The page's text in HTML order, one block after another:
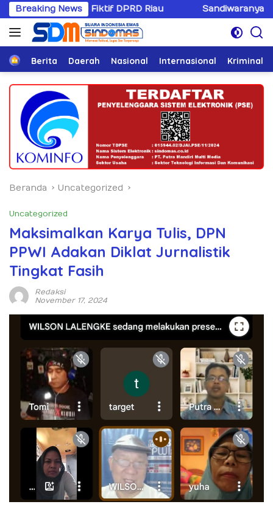
Langsung
ke
konten
Breaking News
DPRD Riau Sandiwaranya Rekonsiliasi Hotman
HomeBerita Daerah Nasional Internasional Kriminal
Beranda Uncategorized
Uncategorized
Maksimalkan Karya Tulis, DPN
PPWI Adakan Diklat Jurnalistik
Tingkat Fasih
Redaksi
November 17, 2024